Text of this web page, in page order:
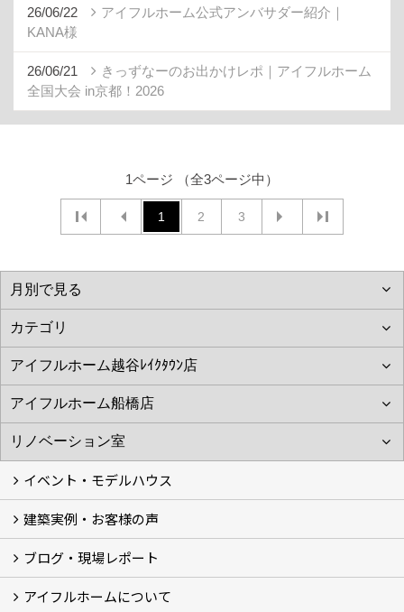
26/06/22
アイフルホーム公式アンバサダー紹介｜
KANA様
26/06/21
きっずなーのお出かけレポ｜アイフルホーム
全国大会 in京都！2026
1ページ （全3ページ中）
1 2 3
イベント・モデルハウス
イベント
モデルハウス見学
建築実例・お客様の声
建築実例
お客様の声
ブログ・現場レポート
ブログ
現場レポート
アイフルホームについて